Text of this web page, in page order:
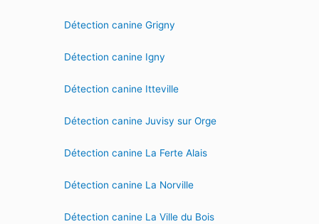
Détection canine Grigny
Détection canine Igny
Détection canine Itteville
Détection canine Juvisy sur Orge
Détection canine La Ferte Alais
Détection canine La Norville
Détection canine La Ville du Bois